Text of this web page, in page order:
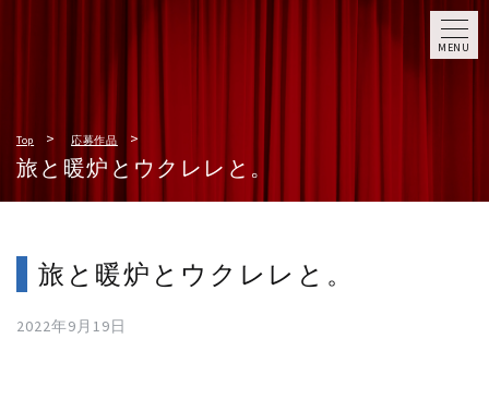
MENU
Top 応募作品
旅と暖炉とウクレレと。
旅と暖炉とウクレレと。
2022年9月19日